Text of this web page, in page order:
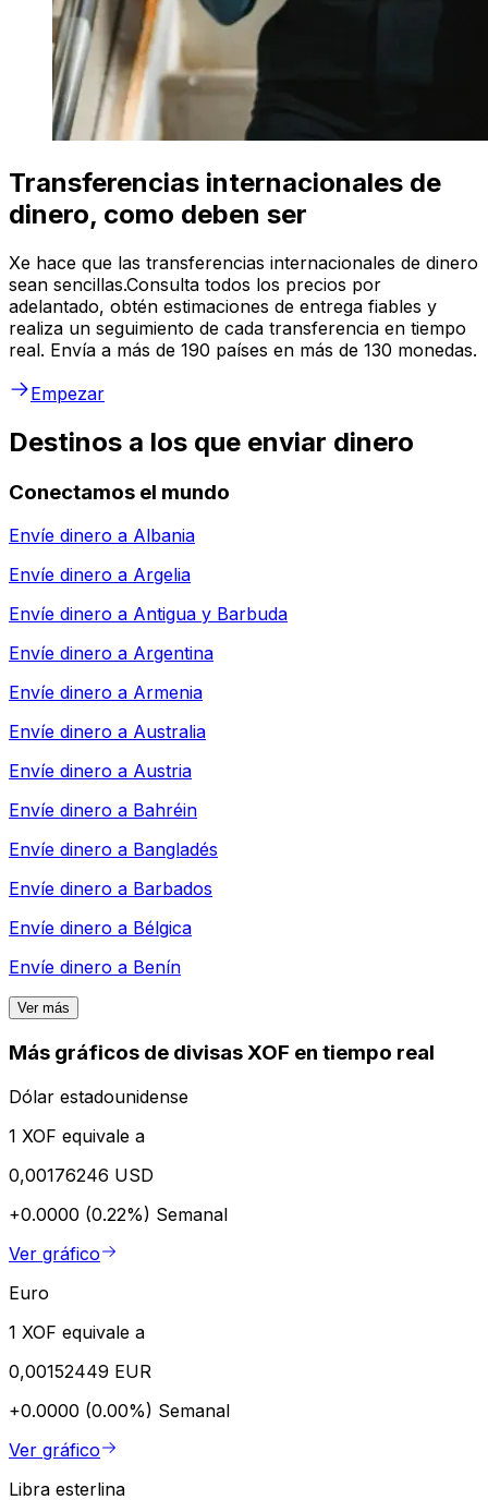
Transferencias internacionales de
dinero, como deben ser
Xe hace que las transferencias internacionales de dinero
sean sencillas.Consulta todos los precios por
adelantado, obtén estimaciones de entrega fiables y
realiza un seguimiento de cada transferencia en tiempo
real. Envía a más de 190 países en más de 130 monedas.
Empezar
Destinos a los que enviar dinero
Conectamos el mundo
Envíe dinero a Albania
Envíe dinero a Argelia
Envíe dinero a Antigua y Barbuda
Envíe dinero a Argentina
Envíe dinero a Armenia
Envíe dinero a Australia
Envíe dinero a Austria
Envíe dinero a Bahréin
Envíe dinero a Bangladés
Envíe dinero a Barbados
Envíe dinero a Bélgica
Envíe dinero a Benín
Ver más
Más gráficos de divisas XOF en tiempo real
Dólar estadounidense
1 XOF equivale a
0,00176246 USD
+0.0000 (0.22%) Semanal
Ver gráfico
Euro
1 XOF equivale a
0,00152449 EUR
+0.0000 (0.00%) Semanal
Ver gráfico
Libra esterlina